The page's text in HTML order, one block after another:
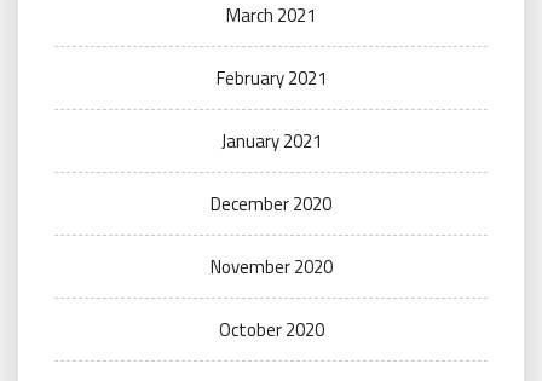
March 2021
February 2021
January 2021
December 2020
November 2020
October 2020